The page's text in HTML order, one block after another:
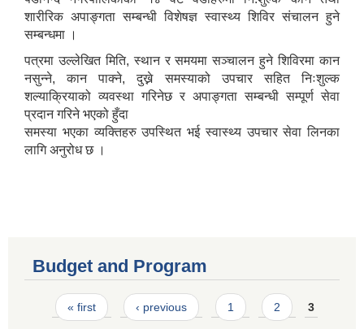
शारीरिक अपाङ्गता सम्बन्धी विशेषज्ञ स्वास्थ्य शिविर संचालन हुने
सम्बन्धमा ।
पत्रमा उल्लेखित मिति, स्थान र समयमा सञ्चालन हुने शिविरमा कान
नसुन्ने, कान पाक्ने, दुख्ने समस्याको उपचार सहित निःशुल्क
शल्याक्रियाको व्यवस्था गरिनेछ र अपाङ्गता सम्बन्धी सम्पूर्ण सेवा
प्रदान गरिने भएको हुँदा
समस्या भएका व्यक्तिहरु उपस्थित भई स्वास्थ्य उपचार सेवा लिनका
लागि अनुरोध छ ।
Budget and Program
Pages
« first ‹ previous 1 2 3